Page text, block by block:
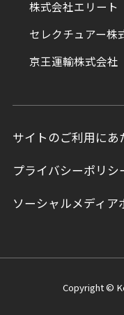
株式会社エリート
セレクチュアー株
京王運輸株式会社
サイトのご利用にあ
プライバシーポリシ
ソーシャルメディア
Copyright ©